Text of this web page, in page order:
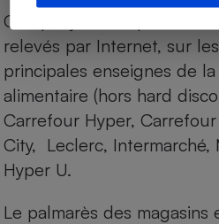
Chaque jour, les prix de
relevés par Internet, sur
principales enseignes de
alimentaire (hors hard
Carrefour Hyper,
City, Leclerc, Intermarché,
Hyper U.
Le palmarès des